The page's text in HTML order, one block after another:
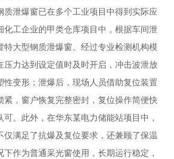
质泄爆窗已在多个工业项目中得到实际应
化工企业的甲类仓库项目中，根据车间泄
特大型钢质泄爆窗。经过专业检测机构模
压力达到设定值时及时开启，冲击波泄放
性变形；泄爆后，现场人员借助复位装置
紧，窗户恢复完整密封，复位操作简便快
。此外，在华东某电力储能站项目中，
仅满足了抗爆及复位要求，还兼顾了保温
作为普通采光窗使用，长期运行稳定，